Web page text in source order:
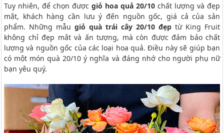
Tuy nhiên, để chọn được giỏ hoa quả 20/10 chất lượng và đẹp
mắt, khách hàng cần lưu ý đến nguồn gốc, giá cả của sản
phẩm. Những mẫu giỏ quà trái cây 20/10 đẹp từ King Fruit
không chỉ đẹp mắt và ấn tượng, mà còn được đảm bảo chất
lượng và nguồn gốc của các loại hoa quả. Điều này sẽ giúp bạn
có một món quà 20/10 ý nghĩa và đáng nhớ cho người phụ nữ
bạn yêu quý.